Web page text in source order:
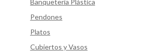
Banqueteria Plástica
Pendones
Platos
Cubiertos y Vasos